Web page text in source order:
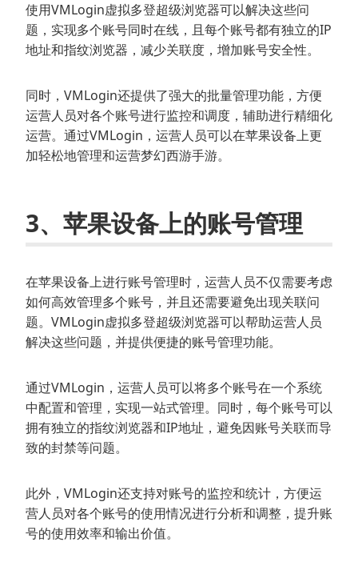
使用VMLogin虚拟多登超级浏览器可以解决这些问
题，实现多个账号同时在线，且每个账号都有独立的IP
地址和指纹浏览器，减少关联度，增加账号安全性。
同时，VMLogin还提供了强大的批量管理功能，方便
运营人员对各个账号进行监控和调度，辅助进行精细化
运营。通过VMLogin，运营人员可以在苹果设备上更
加轻松地管理和运营梦幻西游手游。
3、苹果设备上的账号管理
在苹果设备上进行账号管理时，运营人员不仅需要考虑
如何高效管理多个账号，并且还需要避免出现关联问
题。VMLogin虚拟多登超级浏览器可以帮助运营人员
解决这些问题，并提供便捷的账号管理功能。
通过VMLogin，运营人员可以将多个账号在一个系统
中配置和管理，实现一站式管理。同时，每个账号可以
拥有独立的指纹浏览器和IP地址，避免因账号关联而导
致的封禁等问题。
此外，VMLogin还支持对账号的监控和统计，方便运
营人员对各个账号的使用情况进行分析和调整，提升账
号的使用效率和输出价值。